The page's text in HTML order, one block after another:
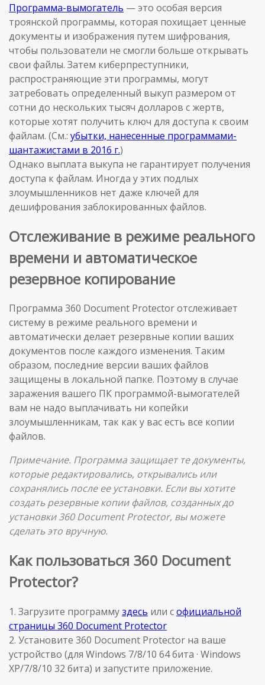
Программа-вымогатель — это особая версия
троянской программы, которая похищает ценные
документы и изображения путем шифрования,
чтобы пользователи не смогли больше открывать
свои файлы. Затем киберпреступники,
распространяющие эти программы, могут
затребовать определенный выкуп размером от
сотни до нескольких тысяч долларов с жертв,
которые хотят получить ключ для доступа к своим
файлам. (См.: убытки, нанесенные программами-
шантажистами в 2016 г.)
Однако выплата выкупа не гарантирует получения
доступа к файлам. Иногда у этих подлых
злоумышленников нет даже ключей для
дешифрования заблокированных файлов.
Отслеживание в режиме реального
времени и автоматическое
резервное копирование
Программа 360 Document Protector отслеживает
систему в режиме реального времени и
автоматически делает резервные копии ваших
документов после каждого изменения. Таким
образом, последние версии ваших файлов
защищены в локальной папке. Поэтому в случае
заражения вашего ПК программой-вымогателей
вам не надо выплачивать ни копейки
злоумышленникам, так как у вас есть все копии
файлов.
Примечание. Программа защищает те документы,
которые редактировались, открывались или
сохранялись после ее установки. Если вы хотите
создать резервные копии файлов, созданных до
установки 360 Document Protector, вы можете
сделать это вручную.
Как пользоваться 360 Document
Protector?
1. Загрузите программуздесь или софициальной
страницы 360 Document Protector
2. Установите 360 Document Protector на ваше
устройство (для Windows 7/8/10 64 бита · Windows
XP/7/8/10 32 бита) и запустите приложение.